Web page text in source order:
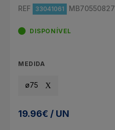
REF
33041061 MB70550827
DISPONÍVEL
MEDIDA
ø75
19.96€ / UN